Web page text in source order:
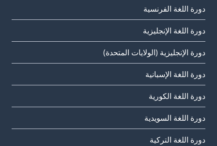
دورة اللغة الفرنسية
دورة اللغة الإنجليزية
دورة الإنجليزية (الولايات المتحدة)
دورة اللغة الإسبانية
دورة اللغة الكورية
دورة اللغة السويدية
دورة اللغة التركية